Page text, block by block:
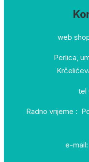
web
Perlica,
tel
Radno vrijeme :
e-